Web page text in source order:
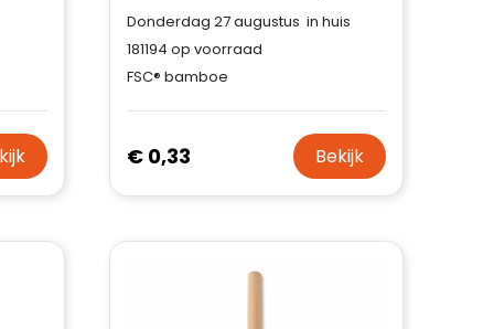
Donderdag 27 augustus in huis
181194 op voorraad
FSC® bamboe
€ 0,33 Bekijk